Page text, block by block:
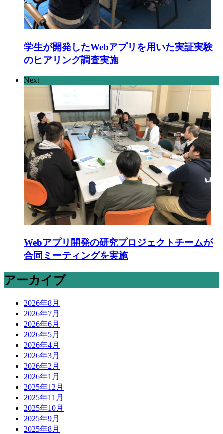
学生が開発したWebアプリを用いた実証実験
のヒアリング調査実施
Next
Webアプリ開発の研究プロジェクトチームが
合同ミーティングを実施
アーカイブ
2026年8月
2026年7月
2026年6月
2026年5月
2026年4月
2026年3月
2026年2月
2026年1月
2025年12月
2025年11月
2025年10月
2025年9月
2025年8月